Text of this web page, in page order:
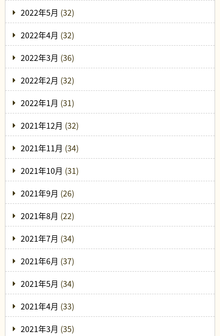
2022年5月 (32)
2022年4月 (32)
2022年3月 (36)
2022年2月 (32)
2022年1月 (31)
2021年12月 (32)
2021年11月 (34)
2021年10月 (31)
2021年9月 (26)
2021年8月 (22)
2021年7月 (34)
2021年6月 (37)
2021年5月 (34)
2021年4月 (33)
2021年3月 (35)